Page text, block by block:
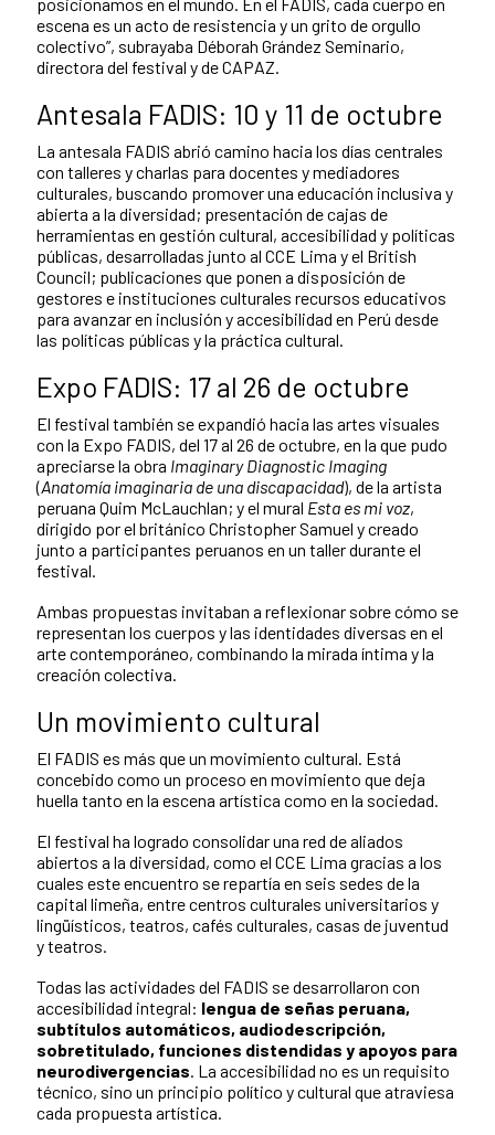
posicionamos en el mundo. En el FADIS, cada cuerpo en
escena es un acto de resistencia y un grito de orgullo
colectivo”, subrayaba Déborah Grández Seminario,
directora del festival y de CAPAZ.
Antesala FADIS: 10 y 11 de octubre
La antesala FADIS abrió camino hacia los días centrales
con talleres y charlas para docentes y mediadores
culturales, buscando promover una educación inclusiva y
abierta a la diversidad; presentación de cajas de
herramientas en gestión cultural, accesibilidad y políticas
públicas, desarrolladas junto al CCE Lima y el British
Council; publicaciones que ponen a disposición de
gestores e instituciones culturales recursos educativos
para avanzar en inclusión y accesibilidad en Perú desde
las políticas públicas y la práctica cultural.
Expo FADIS: 17 al 26 de octubre
El festival también se expandió hacia las artes visuales
con la Expo FADIS, del 17 al 26 de octubre, en la que pudo
apreciarse la obra Imaginary Diagnostic Imaging
(Anatomía imaginaria de una discapacidad), de la artista
peruana Quim McLauchlan; y el mural Esta es mi voz,
dirigido por el británico Christopher Samuel y creado
junto a participantes peruanos en un taller durante el
festival.
Ambas propuestas invitaban a reflexionar sobre cómo se
representan los cuerpos y las identidades diversas en el
arte contemporáneo, combinando la mirada íntima y la
creación colectiva.
Un movimiento cultural
El FADIS es más que un movimiento cultural. Está
concebido como un proceso en movimiento que deja
huella tanto en la escena artística como en la sociedad.
El festival ha logrado consolidar una red de aliados
abiertos a la diversidad, como el CCE Lima gracias a los
cuales este encuentro se repartía en seis sedes de la
capital limeña, entre centros culturales universitarios y
lingüísticos, teatros, cafés culturales, casas de juventud
y teatros.
Todas las actividades del FADIS se desarrollaron con
accesibilidad integral: lengua de señas peruana,
subtítulos automáticos, audiodescripción,
sobretitulado, funciones distendidas y apoyos para
neurodivergencias. La accesibilidad no es un requisito
técnico, sino un principio político y cultural que atraviesa
cada propuesta artística.